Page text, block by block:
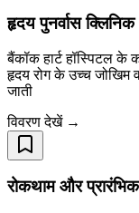
हृदय पुनर्वास क्लिनिक
बैंकॉक हार्ट हॉस्पिटल के
हृदय रोग के उच्च जोखिम
जाती
विवरण देखें →
रोकथाम और